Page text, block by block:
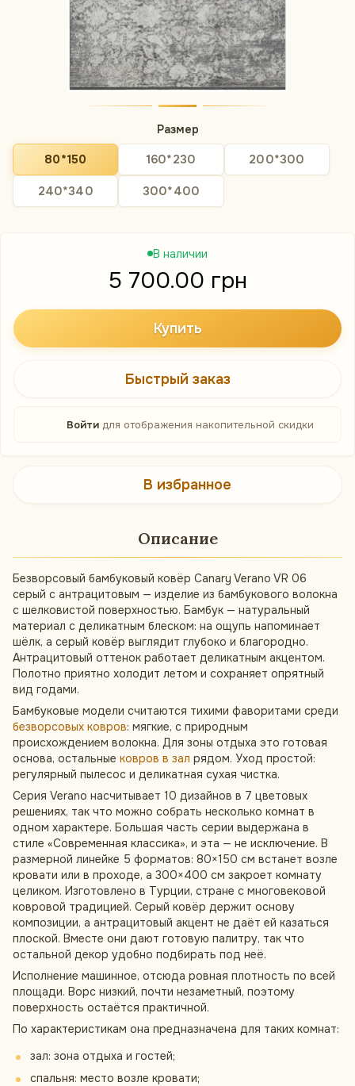
Размер
80*150 160*230
200*300
240*340
300*400
В наличии
5 700.00 грн
Купить
Быстрый заказ
Войти для отображения накопительной скидки
В избранное
Описание
Безворсовый бамбуковый ковёр Canary Verano VR 06
серый с антрацитовым — изделие из бамбукового волокна
с шелковистой поверхностью. Бамбук — натуральный
материал с деликатным блеском: на ощупь напоминает
шёлк, а серый ковёр выглядит глубоко и благородно.
Антрацитовый оттенок работает деликатным акцентом.
Полотно приятно холодит летом и сохраняет опрятный
вид годами.
Бамбуковые модели считаются тихими фаворитами среди
безворсовых ковров: мягкие, с природным
происхождением волокна. Для зоны отдыха это готовая
основа, остальные ковров в зал рядом. Уход простой:
регулярный пылесос и деликатная сухая чистка.
Серия Verano насчитывает 10 дизайнов в 7 цветовых
решениях, так что можно собрать несколько комнат в
одном характере. Большая часть серии выдержана в
стиле «Современная классика», и эта — не исключение. В
размерной линейке 5 форматов: 80×150 см встанет возле
кровати или в проходе, а 300×400 см закроет комнату
целиком. Изготовлено в Турции, стране с многовековой
ковровой традицией. Серый ковёр держит основу
композиции, а антрацитовый акцент не даёт ей казаться
плоской. Вместе они дают готовую палитру, так что
остальной декор удобно подбирать под неё.
Исполнение машинное, отсюда ровная плотность по всей
площади. Ворс низкий, почти незаметный, поэтому
поверхность остаётся практичной.
По характеристикам она предназначена для таких комнат:
зал: зона отдыха и гостей;
спальня: место возле кровати;